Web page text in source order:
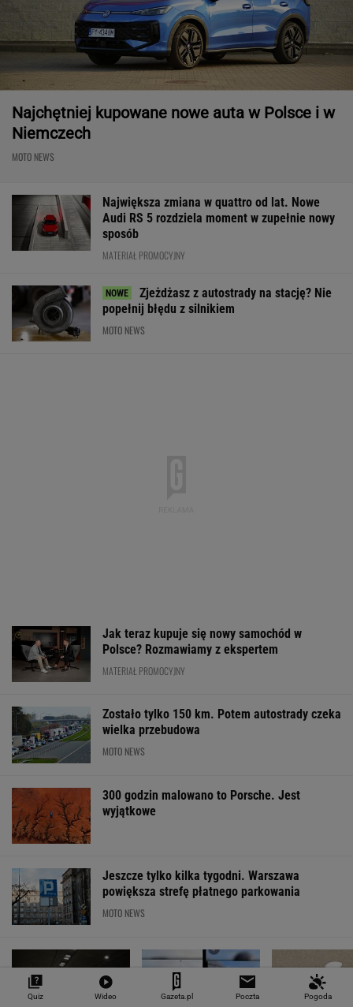
Najchętniej kupowane nowe auta w Polsce i w
Niemczech
MOTO NEWS
Największa zmiana w quattro od lat. Nowe
Audi RS 5 rozdziela moment w zupełnie nowy
sposób
MATERIAŁ PROMOCYJNY
Zjeżdżasz z autostrady na stację? Nie
popełnij błędu z silnikiem
MOTO NEWS
Jak teraz kupuje się nowy samochód w
Polsce? Rozmawiamy z ekspertem
MATERIAŁ PROMOCYJNY
Zostało tylko 150 km. Potem autostrady czeka
wielka przebudowa
MOTO NEWS
300 godzin malowano to Porsche. Jest
wyjątkowe
Jeszcze tylko kilka tygodni. Warszawa
powiększa strefę płatnego parkowania
MOTO NEWS
Quiz Wideo Gazeta.pl Poczta Pogoda